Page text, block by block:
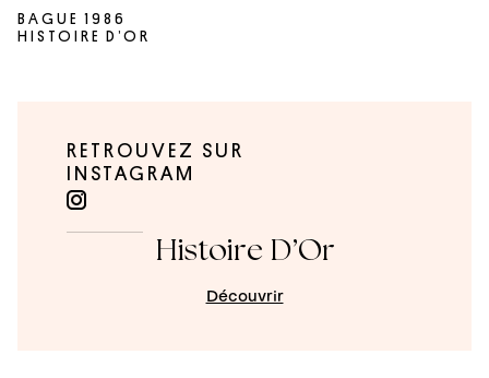
BAGUE 1986
HISTOIRE D’OR
RETROUVEZ SUR
INSTAGRAM
Histoire D’Or
Découvrir